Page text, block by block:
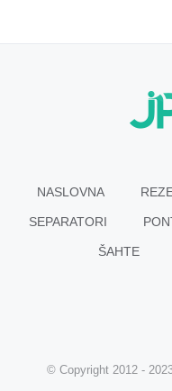
NASLOVNA
SEPARATORI
ŠAHTE
© Copyright 2012 -